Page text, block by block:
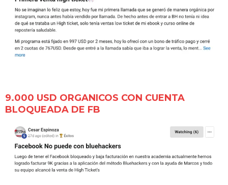
9.000 USD ORGANICOS CON CUENTA
BLOQUEADA DE FB